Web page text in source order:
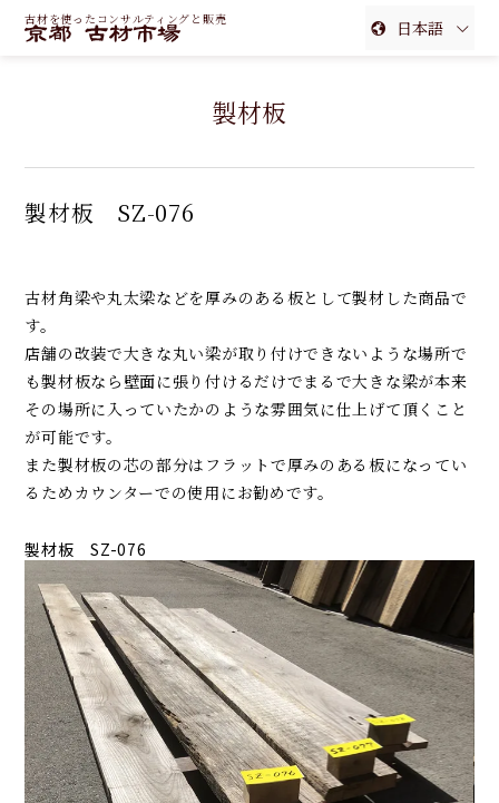
古材を使ったコンサルティングと販売
日本語
繁体中文
製材板
製材板 SZ-076
古材角梁や丸太梁などを厚みのある板として製材した商品で
す。
店舗の改装で大きな丸い梁が取り付けできないような場所で
も製材板なら壁面に張り付けるだけでまるで大きな梁が本来
その場所に入っていたかのような雰囲気に仕上げて頂くこと
が可能です。
また製材板の芯の部分はフラットで厚みのある板になってい
るためカウンターでの使用にお勧めです。
製材板 SZ-076